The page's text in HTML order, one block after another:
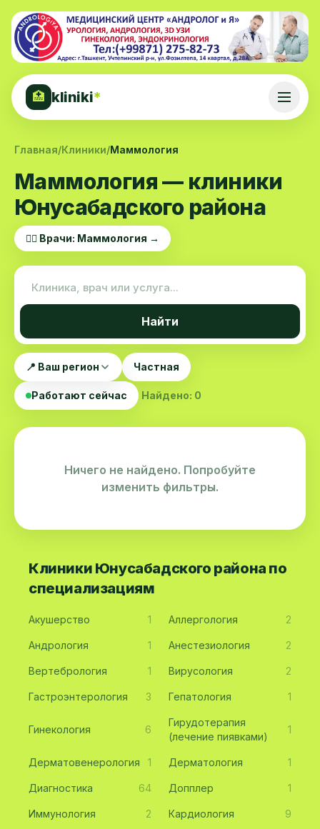
🏥 kliniki*
Главная/Клиники/Маммология
Маммология — клиники
Юнусабадского района
👨‍⚕️ Врачи: Маммология →
Найти
📍 Ваш регион Частная
Работают сейчас Найдено: 0
Ничего не найдено. Попробуйте
изменить фильтры.
Клиники Юнусабадского района по
специализациям
Акушерство 1 Аллергология 2
Андрология 1 Анестезиология 2
Вертебрология 1 Вирусология 2
Гастроэнтерология 3 Гепатология 1
Гинекология 6
Гирудотерапия
(лечение пиявками)
1
Дерматовенерология 1 Дерматология 1
Диагностика 64 Допплер 1
Иммунология 2 Кардиология 9